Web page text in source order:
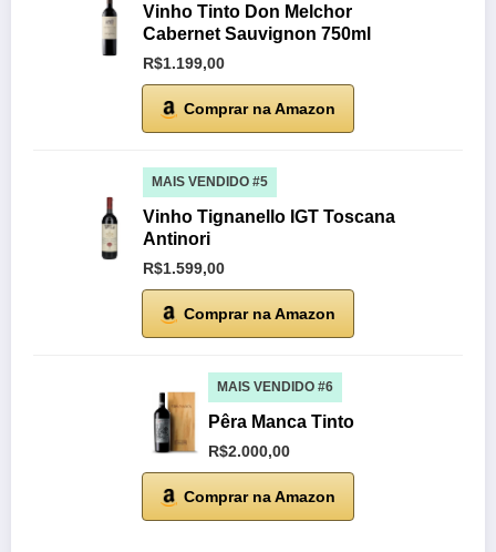
Vinho Tinto Don Melchor
Cabernet Sauvignon 750ml
R$1.199,00
Comprar na Amazon
MAIS VENDIDO #5
Vinho Tignanello IGT Toscana
Antinori
R$1.599,00
Comprar na Amazon
MAIS VENDIDO #6
Pêra Manca Tinto
R$2.000,00
Comprar na Amazon